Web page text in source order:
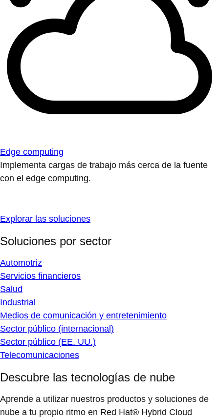
Edge computing
Implementa cargas de trabajo más cerca de la fuente
con el edge computing.
Explorar las soluciones
Soluciones por sector
Automotriz
Servicios financieros
Salud
Industrial
Medios de comunicación y entretenimiento
Sector público (internacional)
Sector público (EE. UU.)
Telecomunicaciones
Descubre las tecnologías de nube
Aprende a utilizar nuestros productos y soluciones de
nube a tu propio ritmo en Red Hat® Hybrid Cloud